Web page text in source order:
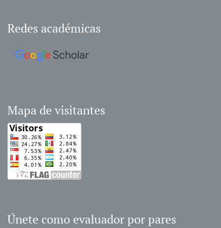
Redes académicas
Mapa de visitantes
Únete como evaluador por pares